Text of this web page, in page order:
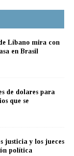
Líbano mira con
en Brasil
de dolares para
que se
justicia y los jueces
política